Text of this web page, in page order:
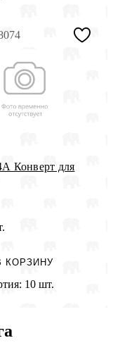
Конверт для
КОРЗИНУ
10 шт.